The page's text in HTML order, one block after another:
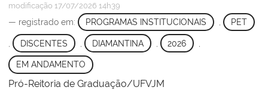
modificação 17/07/2026 14h39
— registrado em: PROGRAMAS INSTITUCIONAIS PET
DISCENTES DIAMANTINA 2026
EM ANDAMENTO
Pró-Reitoria de Graduação/UFVJM